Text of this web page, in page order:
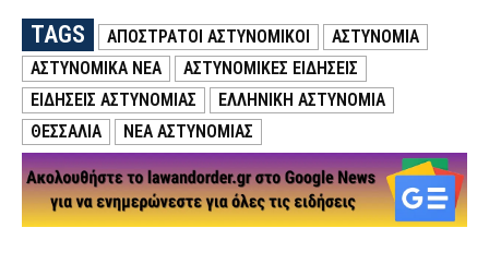
TAGS ΑΠΟΣΤΡΑΤΟΙ ΑΣΤΥΝΟΜΙΚΟΙ
ΑΣΤΥΝΟΜΙΑ
ΑΣΤΥΝΟΜΙΚΑ ΝΕΑ
ΑΣΤΥΝΟΜΙΚΕΣ ΕΙΔΗΣΕΙΣ
ΕΙΔΗΣΕΙΣ ΑΣΤΥΝΟΜΙΑΣ
ΕΛΛΗΝΙΚΗ ΑΣΤΥΝΟΜΙΑ
ΘΕΣΣΑΛΙΑ
ΝΕΑ ΑΣΤΥΝΟΜΙΑΣ